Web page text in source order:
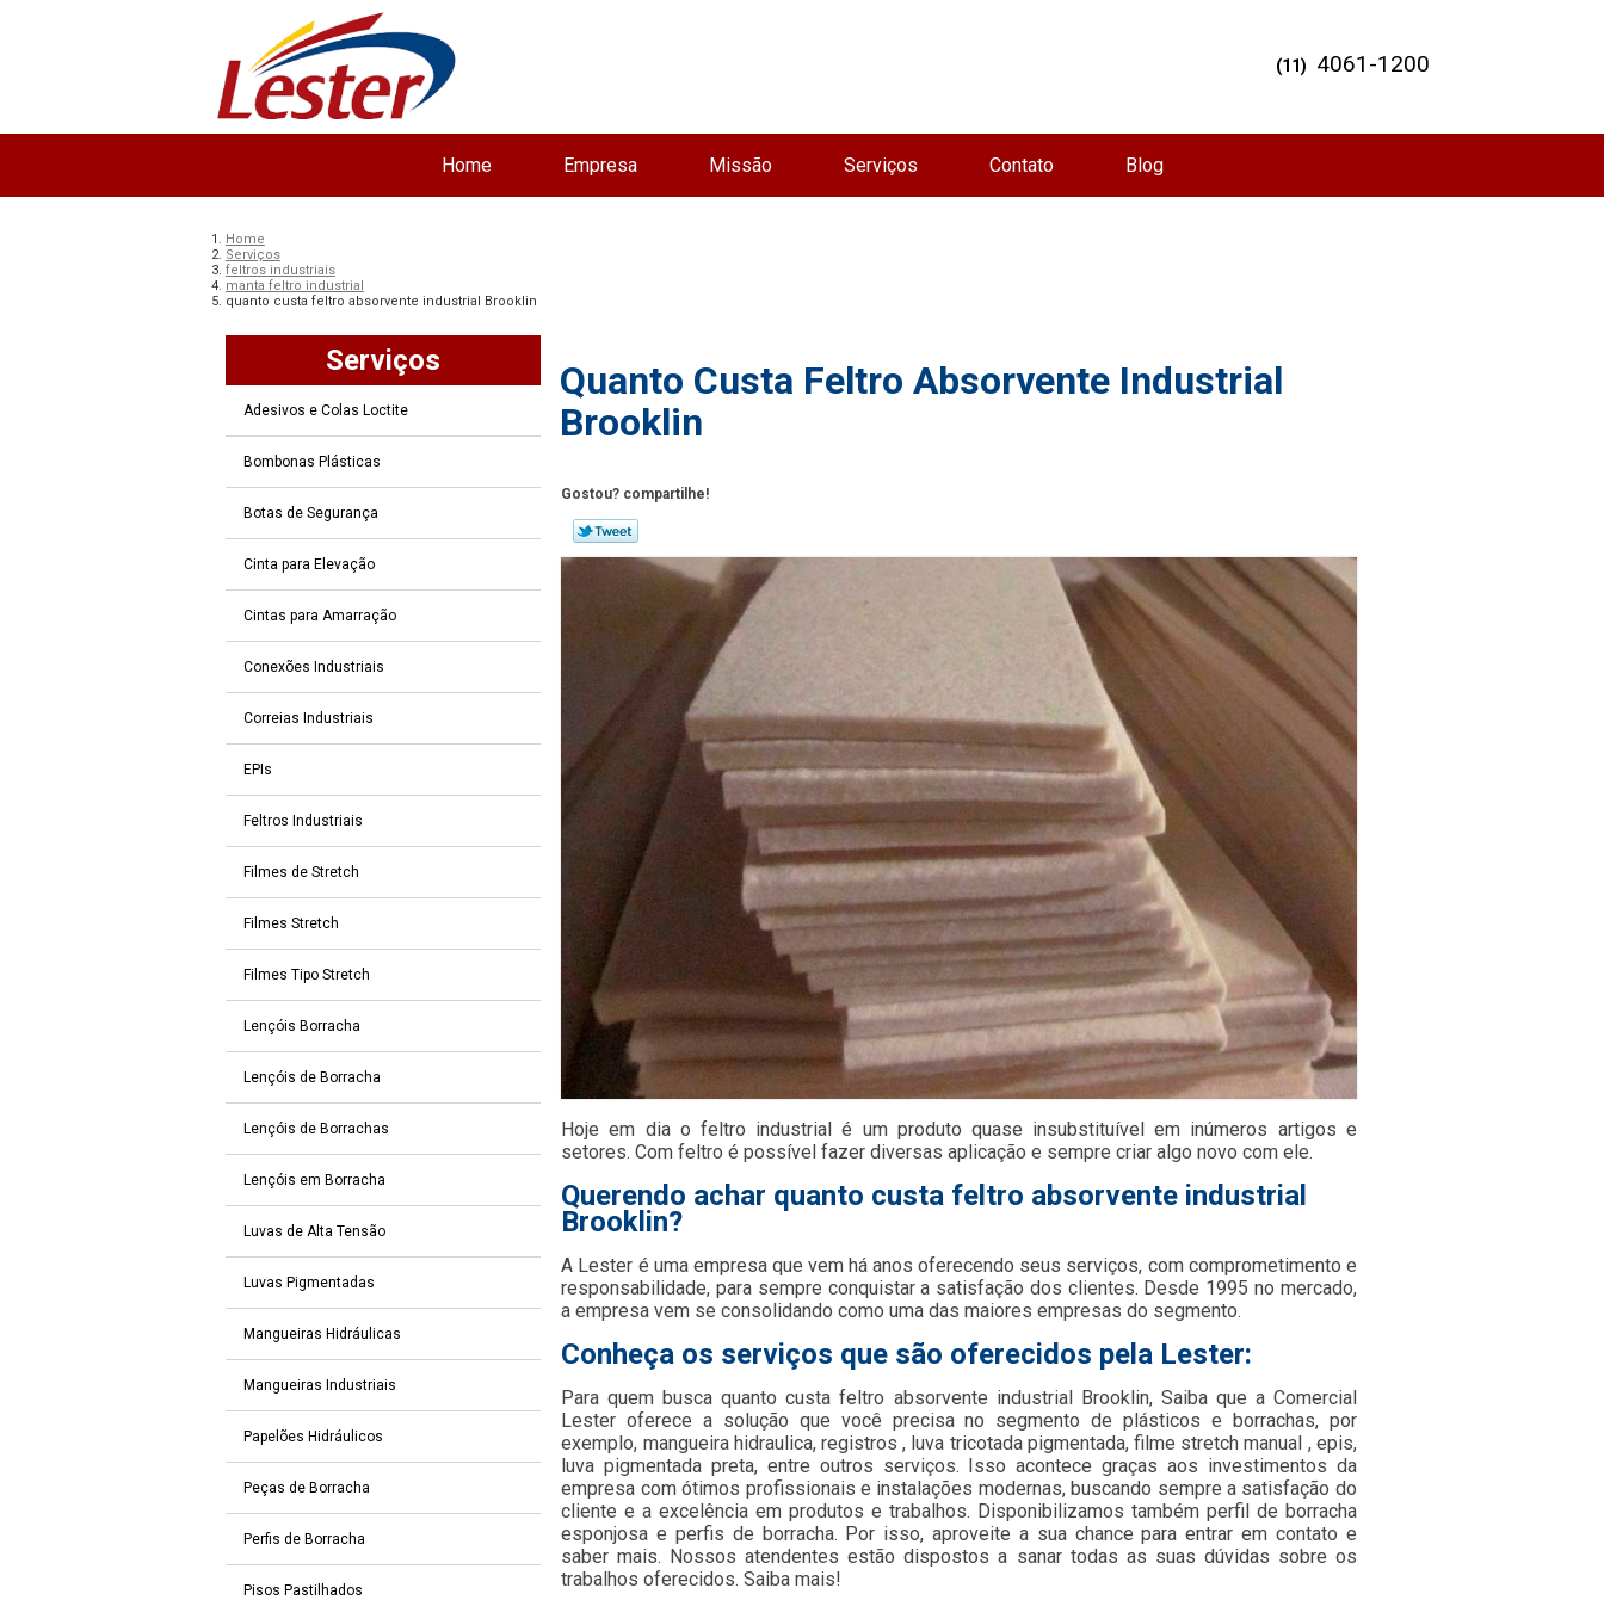
Home Empresa Missão Serviços Contato Blog
(11) 4061-1200
Home
Serviços
feltros industriais
manta feltro industrial
quanto custa feltro absorvente industrial Brooklin
Serviços
Adesivos e Colas Loctite
Bombonas Plásticas
Botas de Segurança
Cinta para Elevação
Cintas para Amarração
Conexões Industriais
Correias Industriais
EPIs
Feltros Industriais
Filmes de Stretch
Filmes Stretch
Filmes Tipo Stretch
Lençóis Borracha
Lençóis de Borracha
Lençóis de Borrachas
Lençóis em Borracha
Luvas de Alta Tensão
Luvas Pigmentadas
Mangueiras Hidráulicas
Mangueiras Industriais
Papelões Hidráulicos
Peças de Borracha
Perfis de Borracha
Pisos Pastilhados
Quanto Custa Feltro Absorvente Industrial
Brooklin
Gostou? compartilhe!
Hoje em dia o feltro industrial é um produto quase insubstituível em inúmeros artigos e
setores. Com feltro é possível fazer diversas aplicação e sempre criar algo novo com ele.
Querendo achar quanto custa feltro absorvente industrial
Brooklin?
A Lester é uma empresa que vem há anos oferecendo seus serviços, com comprometimento e
responsabilidade, para sempre conquistar a satisfação dos clientes. Desde 1995 no mercado,
a empresa vem se consolidando como uma das maiores empresas do segmento.
Conheça os serviços que são oferecidos pela Lester:
Para quem busca quanto custa feltro absorvente industrial Brooklin, Saiba que a Comercial
Lester oferece a solução que você precisa no segmento de plásticos e borrachas, por
exemplo, mangueira hidraulica, registros , luva tricotada pigmentada, filme stretch manual , epis,
luva pigmentada preta, entre outros serviços. Isso acontece graças aos investimentos da
empresa com ótimos profissionais e instalações modernas, buscando sempre a satisfação do
cliente e a excelência em produtos e trabalhos. Disponibilizamos também perfil de borracha
esponjosa e perfis de borracha. Por isso, aproveite a sua chance para entrar em contato e
saber mais. Nossos atendentes estão dispostos a sanar todas as suas dúvidas sobre os
trabalhos oferecidos. Saiba mais!